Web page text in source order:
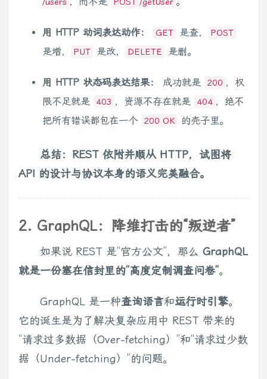
用 HTTP 动词表达动作： GET 是查， POST
是增， PUT 是改， DELETE 是删。
用 HTTP 状态码表达结果： 成功就是 200 ，权
限不足就是
403 ，资源不存在就是 404 ，绝不
把所有错误都包在一个 200 OK 的壳子里。
总结：REST 依附并顺从 HTTP，试图将
API 的设计与协议本身的语义完美融合。
2. GraphQL：降维打击的“叛逆者”
如果说 REST 是“官方公文”，那么 GraphQL
就是一份塞在信封里的“高度定制调查问卷”。
GraphQL 是一种查询语言和运行时引擎。
它的诞生是为了解决复杂应用中 REST 带来的
“请求过多数据（Over-fetching）”和“请求过少数
据（Under-fetching）”的问题。